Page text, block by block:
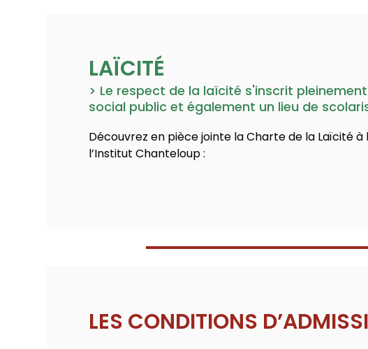
LAÏCITÉ
> Le respect de la laïcité s'inscrit
social public et également un lieu de
Découvrez en pièce jointe la Charte de la Laïcité à
l’Institut Chanteloup :
LES CONDITIONS